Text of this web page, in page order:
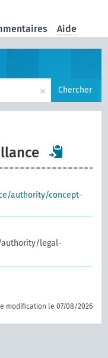
Aide
× Chercher
authority/concept-
legal-
modification le 07/08/2026